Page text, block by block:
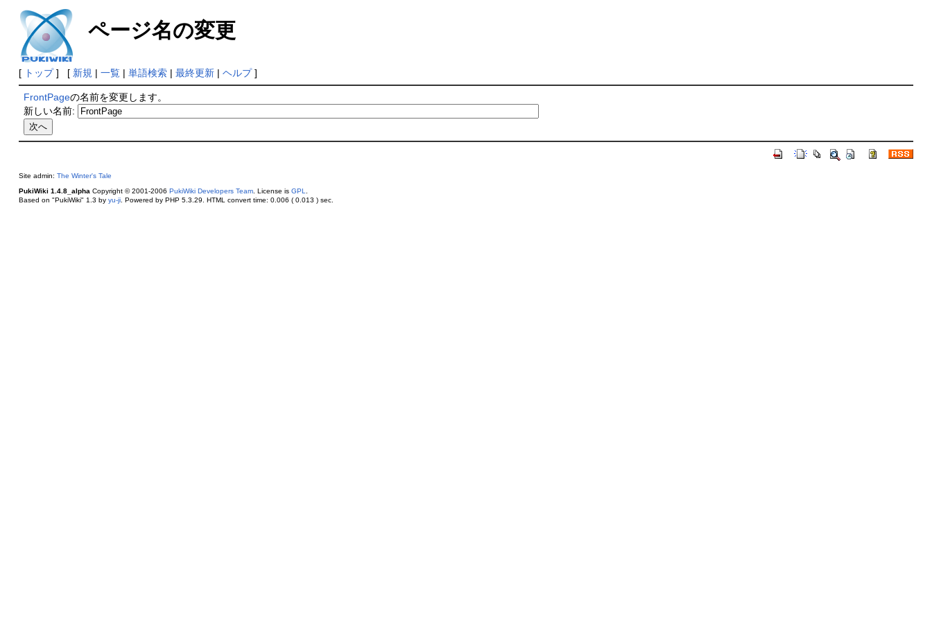
ページ名の変更
[ トップ] [ 新規 | 一覧| 単語検索| 最終更新| ヘルプ]
FrontPageの名前を変更します。
新しい名前:
Site admin: The Winter's Tale
PukiWiki 1.4.8_alpha Copyright © 2001-2006 PukiWiki Developers Team. License is GPL
Based on "PukiWiki" 1.3 by yu-ji. Powered by PHP 5.3.29. HTML convert time: 0.006 ( 0.013 ) sec.